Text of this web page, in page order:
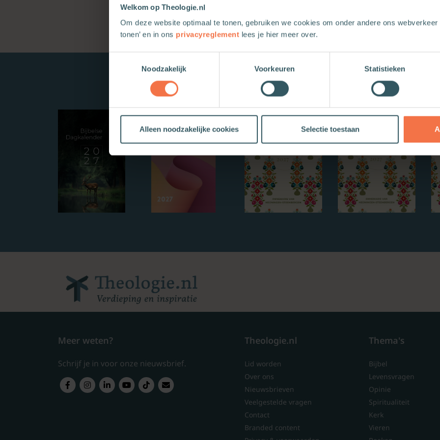
Welkom op Theologie.nl
Om deze website optimaal te tonen, gebruiken we cookies om onder andere ons webverkeer
tonen’ en in ons privacyreglement lees je hier meer over.
Noodzakelijk
Voorkeuren Statistieken
Alleen noodzakelijke cookies Selectie toestaan
Nieuwe boeken
Meer weten?
Schrijf je in voor onze nieuwsbrief.
Theologie.nl
Lid worden
Over ons
Nieuwsbrieven
Veelgestelde vragen
Contact
Branded content
Thema's
Bijbel
Levensvragen
Opinie
Spiritualiteit
Kerk
Vieren